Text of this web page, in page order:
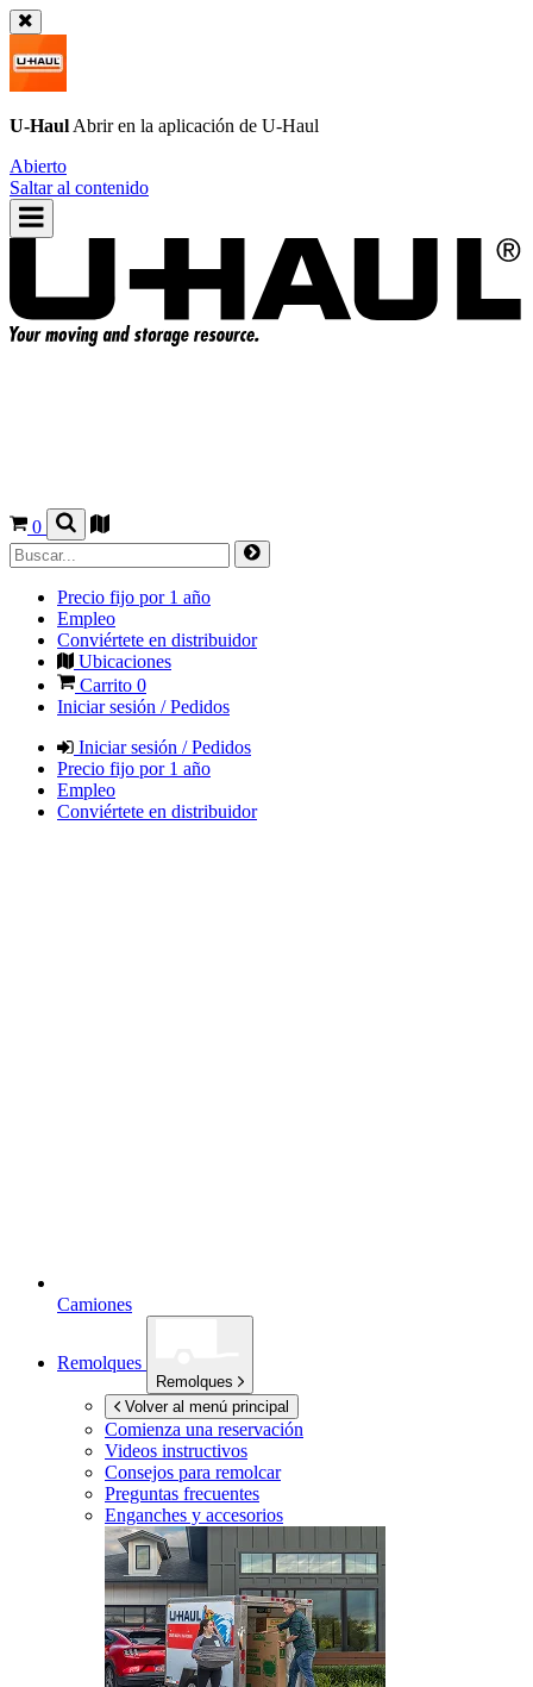
U-Haul Abrir en la aplicación de U-Haul
Abierto
Saltar al contenido
0
Precio fijo por 1 año
Empleo
Conviértete en distribuidor
Ubicaciones
Carrito 0
Iniciar sesión / Pedidos
Iniciar sesión / Pedidos
Precio fijo por 1 año
Empleo
Conviértete en distribuidor
Camiones
Remolques
Remolques
Volver al menú principal
Comienza una reservación
Videos instructivos
Consejos para remolcar
Preguntas frecuentes
Enganches y accesorios